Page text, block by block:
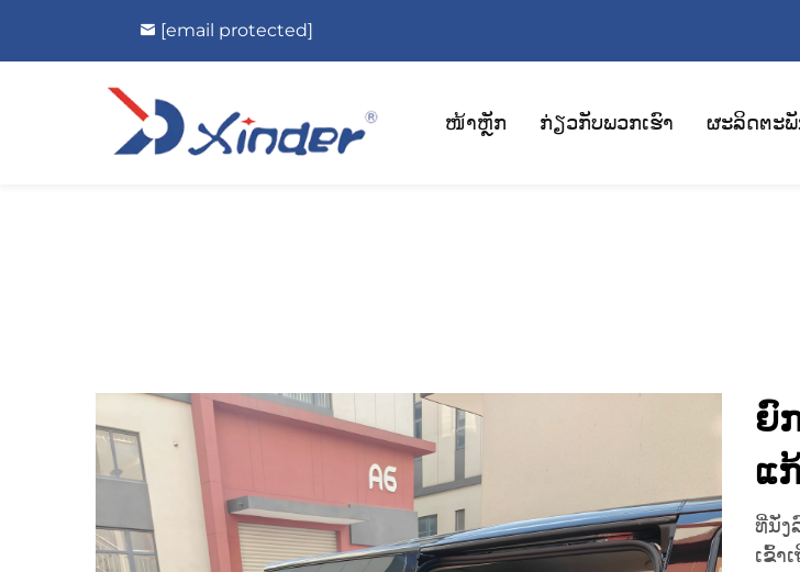
[email protected]
ໜ້າຫຼັກ ກ່ຽວກັບພວກເຮົາ ຜະລິດຕະ
ຍົ
ແ
ທີ່ນັ່ງ
ເຂົ້າ